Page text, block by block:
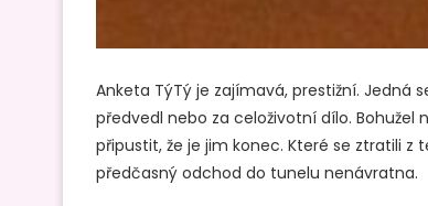
Anketa TýTý je zajímavá, prestižní. Jedná
předvedl nebo za celoživotní dílo. Bohužel
připustit, že je jim konec. Které se ztratili z
předčasný odchod do tunelu nenávratna.